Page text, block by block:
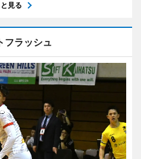
見る
フラッシュ